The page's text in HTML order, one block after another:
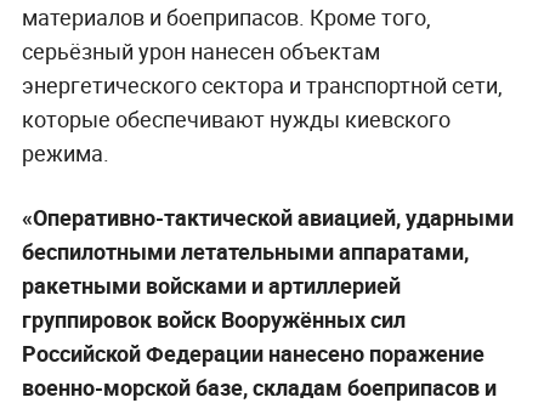
материалов и боеприпасов. Кроме того,
серьёзный урон нанесен объектам
энергетического сектора и транспортной сети,
которые обеспечивают нужды киевского
режима.
«Оперативно-тактической авиацией, ударными
беспилотными летательными аппаратами,
ракетными войсками и артиллерией
группировок войск Вооружённых сил
Российской Федерации нанесено поражение
военно-морской базе, складам боеприпасов и